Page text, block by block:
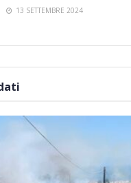
13 SETTEMBRE 2024